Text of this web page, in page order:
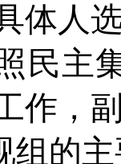
体人
民主
作，
组的